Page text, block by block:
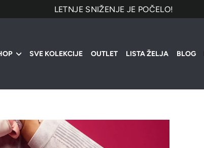
LETNJE SNIŽENJE JE POČELO!
SVE KOLEKCIJE OUTLET LISTA ŽELJA BLOG